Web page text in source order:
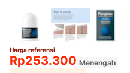
Harga referensi
Rp253.300 Menengah